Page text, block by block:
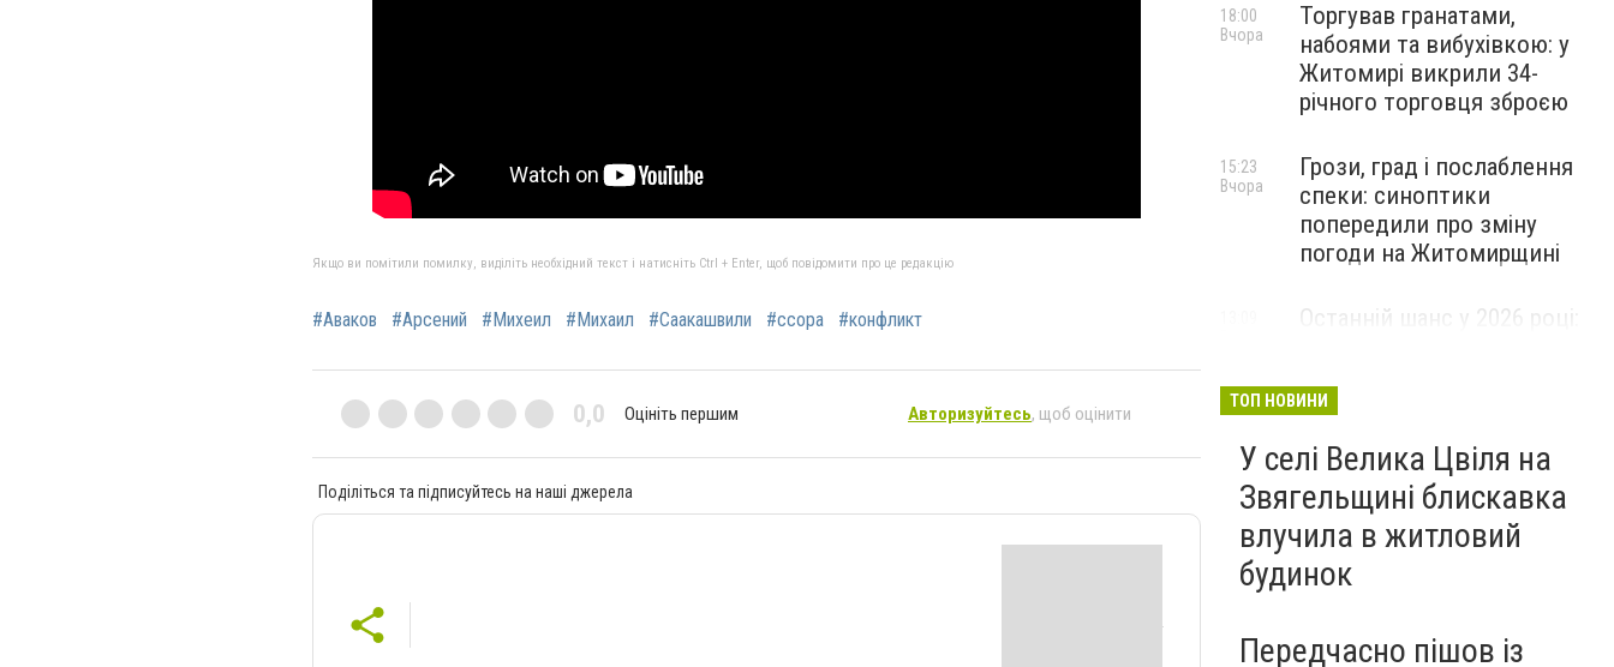
Якщо ви помітили помилку, виділіть необхідний текст і натисніть Ctrl + Enter, щоб повідомити про це редакцію
#Аваков #Арсений #Михеил #Михаил #Саакашвили #ссора #конфликт
0,0 Оцініть першим Авторизуйтесь, щоб оцінити
Поділіться та підписуйтесь на наші джерела
Торгував гранатами,
набоями та вибухівкою: у
Житомирі викрили 34-
річного торговця зброєю
18:00
Вчора
Грози, град і послаблення
спеки: синоптики
попередили про зміну
погоди на Житомирщині
15:23
Вчора
Останній шанс у 2026 році:
майбутніх водійок автобусів
ТОП НОВИНИ
У селі Велика Цвіля на
Звягельщині блискавка
влучила в житловий
будинок
Передчасно пішов із